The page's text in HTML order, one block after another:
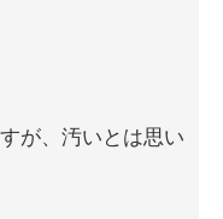
が、汚いとは思い